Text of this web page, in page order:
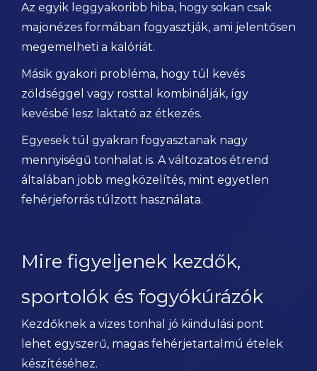
Az egyik leggyakoribb hiba, hogy sokan csak
majonézes formában fogyasztják, ami jelentősen
megemelheti a kalóriát.
Másik gyakori probléma, hogy túl kevés
zöldséggel vagy rosttal kombinálják, így
kevésbé lesz laktató az étkezés.
Egyesek túl gyakran fogyasztanak nagy
mennyiségű tonhalat is. A változatos étrend
általában jobb megközelítés, mint egyetlen
fehérjeforrás túlzott használata.
Mire figyeljenek kezdők,
sportolók és fogyókúrázók
Kezdőknek a vizes tonhal jó kiindulási pont
lehet egyszerű, magas fehérjetartalmú ételek
készítéséhez.